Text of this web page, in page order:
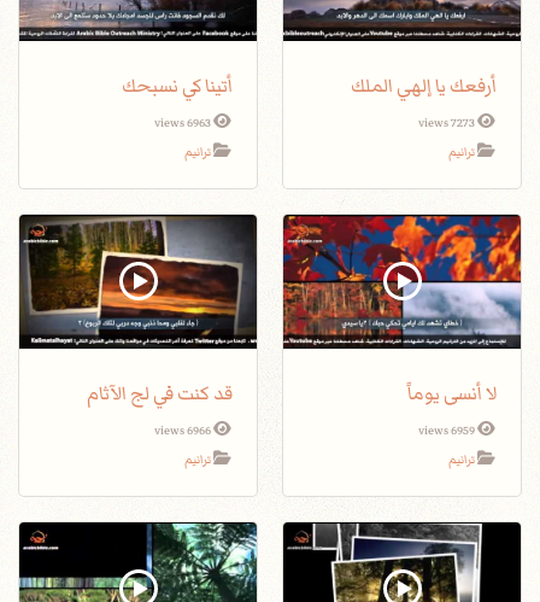
أرفعك يا إلهي الملك
7273 views
ترانيم
أتينا كي نسبحك
6963 views
ترانيم
لا أنسى يوماً
6959 views
ترانيم
قد كنت في لج الآثام
6966 views
ترانيم